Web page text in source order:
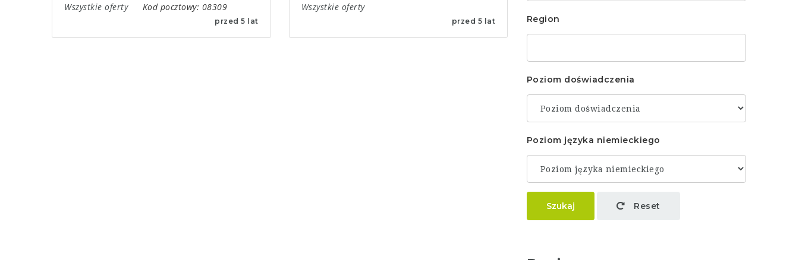
przed 5 lat
Wszystkie oferty
Kod pocztowy: 08309
przed 5 lat
Wszystkie oferty
Region
Poziom doświadczenia
Poziom języka niemieckiego
Szukaj Reset